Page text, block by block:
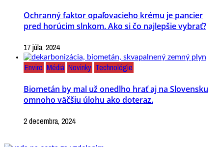
Ochranný faktor opaľovacieho krému je pancier
pred horúcim slnkom. Ako si čo najlepšie vybrať?
17 júla, 2024
Enviro Médiá Novinky Technológie
Biometán by mal už onedlho hrať aj na Slovensku
omnoho väčšiu úlohu ako doteraz.
2 decembra, 2024